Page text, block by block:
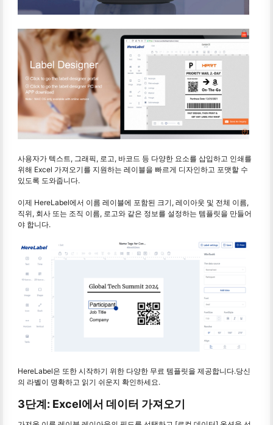
사용자가 텍스트, 그래픽, 로고, 바코드 등 다양한 요소를 삽입하고 인쇄를
위해 Excel 가져오기를 지원하는 레이블을 빠르게 디자인하고 포맷할 수
있도록 도와줍니다.
이제 HereLabel에서 이름 레이블에 포함된 크기, 레이아웃 및 전체 이름,
직위, 회사 또는 조직 이름, 로고와 같은 정보를 설정하는 템플릿을 만들어
야 합니다.
HereLabel은 또한 시작하기 위한 다양한 무료 템플릿을 제공합니다.당신
의 라벨이 명확하고 읽기 쉬운지 확인하세요.
3단계: Excel에서 데이터 가져오기